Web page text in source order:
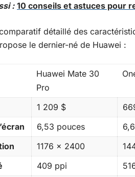
: 10 conseils et astuces pour
détaillé des
le dernier-né de Huawei :
Huawei Mate 30
Pro
1 209 $
6,53 pouces
1176 x 2400
409 ppi